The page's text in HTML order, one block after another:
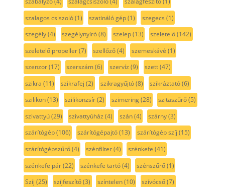
szalagos csiszoló(1) szatináló gép(1) szegecs (1)
szegély(4) szegélynyíró(8) szelep(13) szeletelő(142)
szeletelő propeller(7) szellőző(4) szemeskávé (1)
szenzor(17) szerszám(6) szervíz (9) szett(47)
szikra (11) szikrafej (2) szikragyűjtó(8) szikráztató(6)
szilikon(13) szilikonzsír(2) szimering(28) szitaszűrő(5)
szivattyú(29) szivattyúház (4) szán(4) szárny(3)
szárítógép(106) szárítógépajtó(13) szárítógép szíj (15)
szárítógépszűrő(4) szénfilter(4) szénkefe (41)
szénkefe pár(22) szénkefe tartó(4) szénszűrő(1)
Szíj (25) szíjfeszítő(3) színtelen(10) szívócső(7)